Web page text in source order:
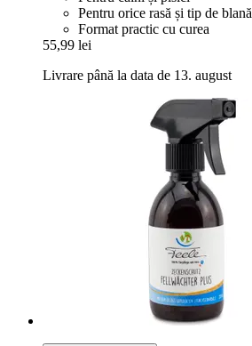
Pentru orice rasă și tip de blană
Format practic cu curea
55,99 lei
Livrare până la data de 13. august